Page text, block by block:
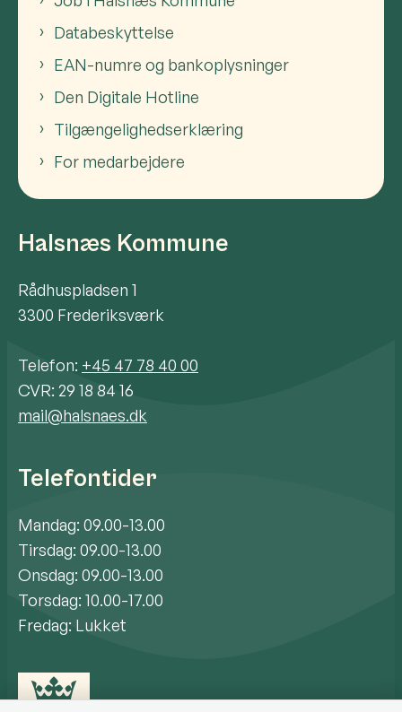
Databeskyttelse
EAN-numre og bankoplysninger
Den Digitale Hotline
Tilgængelighedserklæring
For medarbejdere
Halsnæs Kommune
Rådhuspladsen 1
3300 Frederiksværk
Telefon: +45 47 78 40 00
CVR: 29 18 84 16
mail@halsnaes.dk
Telefontider
Mandag: 09.00-13.00
Tirsdag: 09.00-13.00
Onsdag: 09.00-13.00
Torsdag: 10.00-17.00
Fredag: Lukket